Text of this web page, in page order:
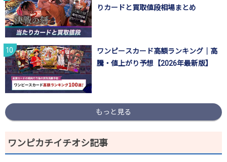
りカードと買取値段相場まとめ
ワンピースカード高額ランキング｜高
騰・値上がり予想【2026年最新版】
もっと見る
ワンピカチイチオシ記事